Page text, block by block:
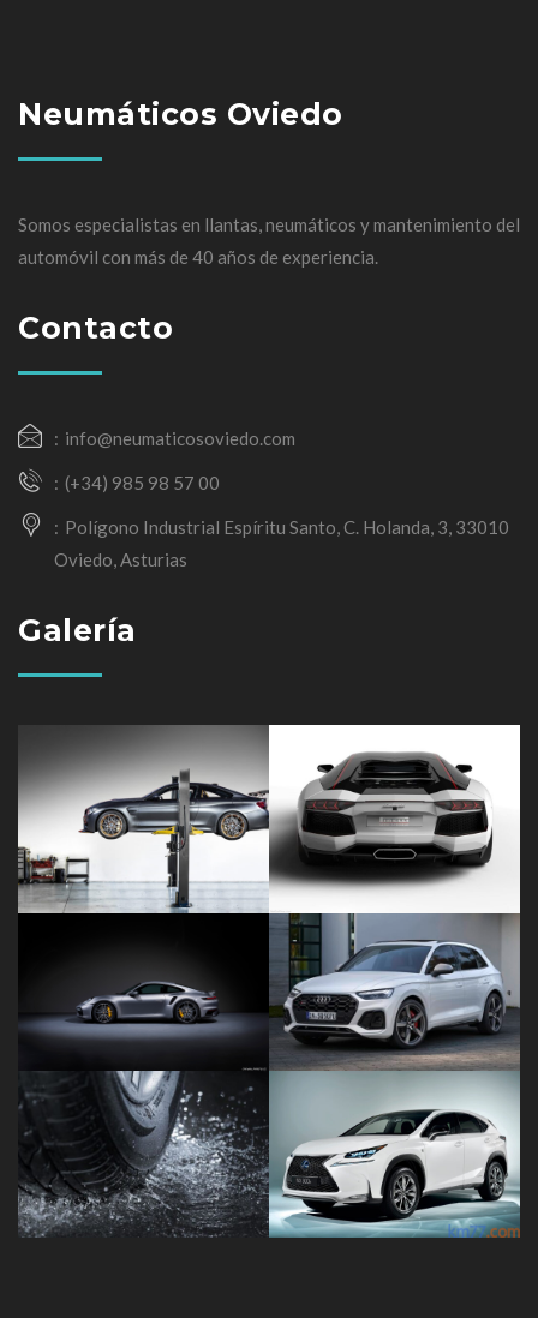
Neumáticos Oviedo
Somos especialistas en llantas, neumáticos y mantenimiento del
automóvil con más de 40 años de experiencia.
Contacto
info@neumaticosoviedo.com
(+34) 985 98 57 00
Polígono Industrial Espíritu Santo, C. Holanda, 3, 33010
Oviedo, Asturias
Galería